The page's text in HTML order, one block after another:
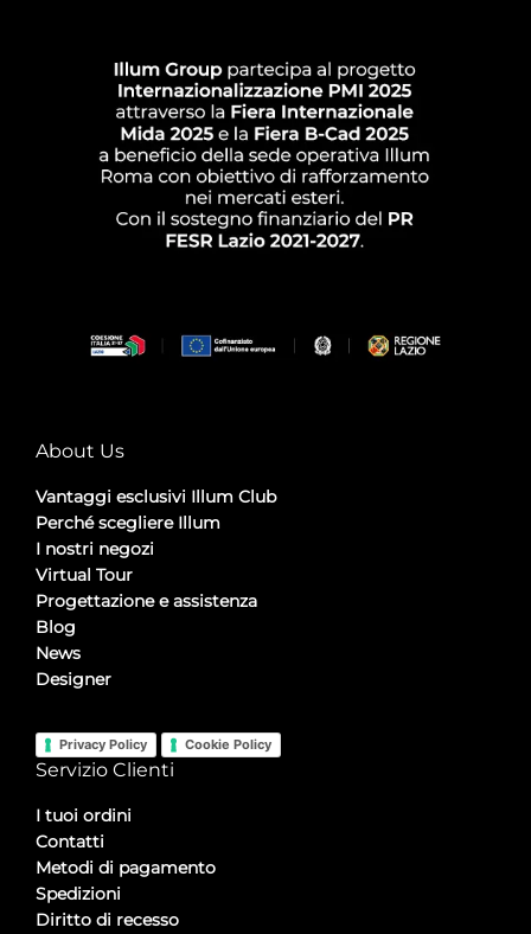
About Us
Vantaggi esclusivi Illum Club
Perché scegliere Illum
I nostri negozi
Virtual Tour
Progettazione e assistenza
Blog
News
Designer
Privacy Policy Cookie Policy
Servizio Clienti
I tuoi ordini
Contatti
Metodi di pagamento
Spedizioni
Diritto di recesso